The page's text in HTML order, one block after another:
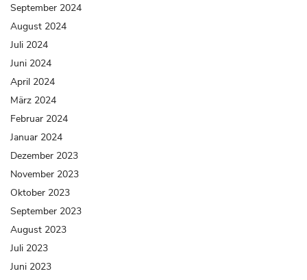
September 2024
August 2024
Juli 2024
Juni 2024
April 2024
März 2024
Februar 2024
Januar 2024
Dezember 2023
November 2023
Oktober 2023
September 2023
August 2023
Juli 2023
Juni 2023